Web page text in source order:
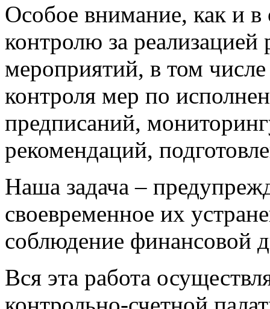
Особое внимание, как и в
контролю за реализацией
мероприятий, в том
контроля мер по
предписаний,
рекомендаций,
Наша задача –
своевременное их
соблюдение финансовой
Вся эта работа